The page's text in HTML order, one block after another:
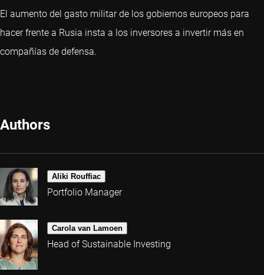
El aumento del gasto militar de los gobiernos europeos para
hacer frente a Rusia insta a los inversores a invertir más en
compañías de defensa.
Authors
Aliki Rouffiac
Portfolio Manager
Carola van Lamoen
Head of Sustainable Investing